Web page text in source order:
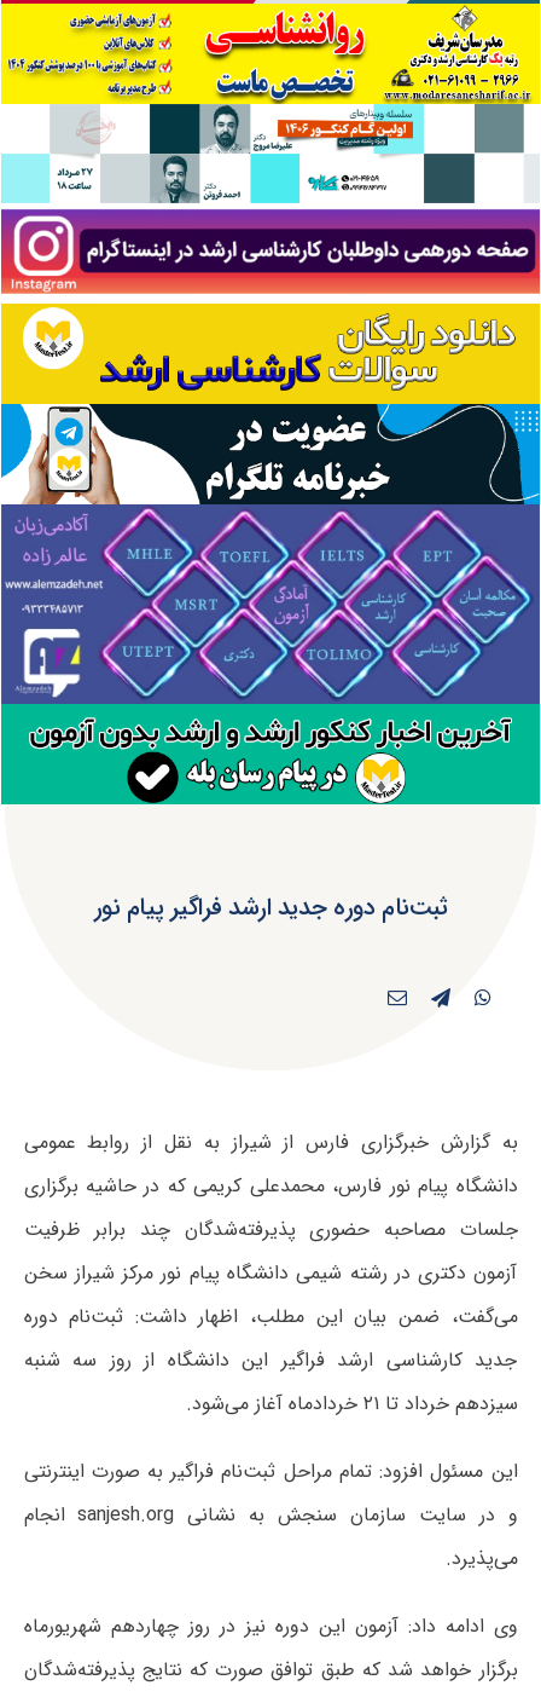
ثبت‌نام دوره جدید ارشد فراگیر پیام نور
به گزارش خبرگزاری فارس از شیراز به نقل از روابط عمومی
دانشگاه پیام نور فارس، محمدعلی کریمی که در حاشیه برگزاری
جلسات مصاحبه حضوری پذیرفته‌شدگان چند برابر ظرفیت
آزمون دکتری در رشته شیمی دانشگاه پیام نور مرکز شیراز سخن
می‌گفت، ضمن بیان این مطلب، اظهار داشت: ثبت‌نام دوره
جدید کارشناسی ارشد فراگیر این دانشگاه از روز سه شنبه
سیزدهم خرداد تا ۲۱ خردادماه آغاز می‌شود.
این مسئول افزود: تمام مراحل ثبت‌نام فراگیر به صورت اینترنتی
و در سایت سازمان سنجش به نشانی sanjesh.org انجام
می‌پذیرد.
وی ادامه داد: آزمون این دوره نیز در روز چهاردهم شهریورماه
برگزار خواهد شد که طبق توافق صورت که نتایج پذیرفته‌شدگان